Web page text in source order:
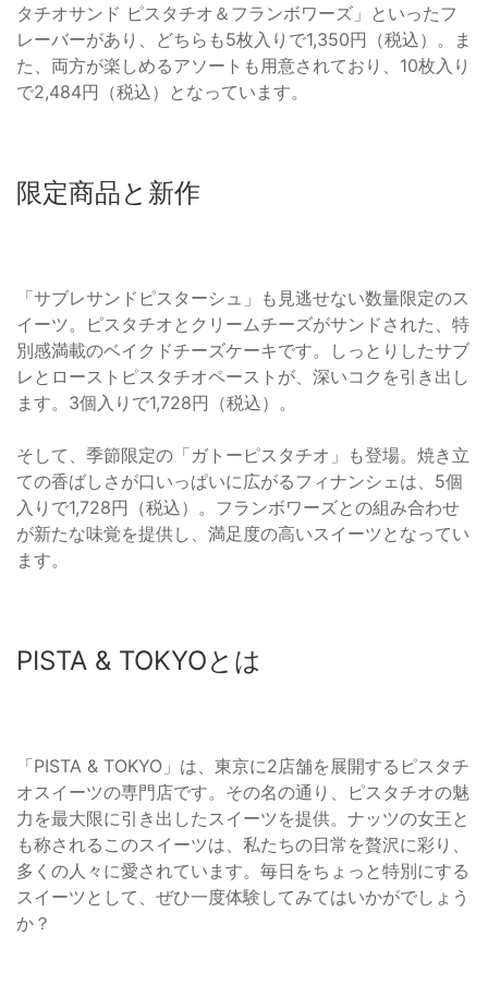
タチオサンド ピスタチオ＆フランボワーズ」といったフ
レーバーがあり、どちらも5枚入りで1,350円（税込）。ま
た、両方が楽しめるアソートも用意されており、10枚入り
で2,484円（税込）となっています。
限定商品と新作
「サブレサンドピスターシュ」も見逃せない数量限定のス
イーツ。ピスタチオとクリームチーズがサンドされた、特
別感満載のベイクドチーズケーキです。しっとりしたサブ
レとローストピスタチオペーストが、深いコクを引き出し
ます。3個入りで1,728円（税込）。
そして、季節限定の「ガトーピスタチオ」も登場。焼き立
ての香ばしさが口いっぱいに広がるフィナンシェは、5個
入りで1,728円（税込）。フランボワーズとの組み合わせ
が新たな味覚を提供し、満足度の高いスイーツとなってい
ます。
PISTA & TOKYOとは
「PISTA & TOKYO」は、東京に2店舗を展開するピスタチ
オスイーツの専門店です。その名の通り、ピスタチオの魅
力を最大限に引き出したスイーツを提供。ナッツの女王と
も称されるこのスイーツは、私たちの日常を贅沢に彩り、
多くの人々に愛されています。毎日をちょっと特別にする
スイーツとして、ぜひ一度体験してみてはいかがでしょう
か？